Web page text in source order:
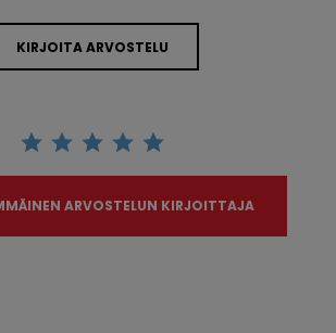
KIRJOITA ARVOSTELU
ARVOSTELUN KIRJOITTAJA